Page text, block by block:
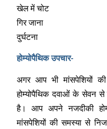
खेल में चोट
गिर जाना
दुर्घटना
होम्योपैथिक उपचार-
अगर आप भी मांसपेशियों
होम्योपैथिक दवाओं के सेवन
है। आप अपने नजदीकी
मांसपेशियों की समस्या से